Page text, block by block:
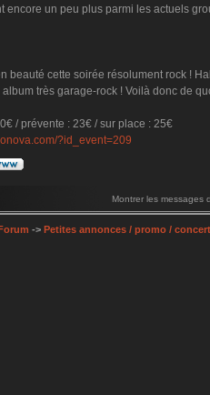
encore un peu plus parmi les actuels
beauté cette soirée résolument rock !
très garage-rock ! Voilà donc de
/ prévente : 23€ / sur place : 25€
?id_event=209
Montrer les messages
-> Petites annonces / promo /